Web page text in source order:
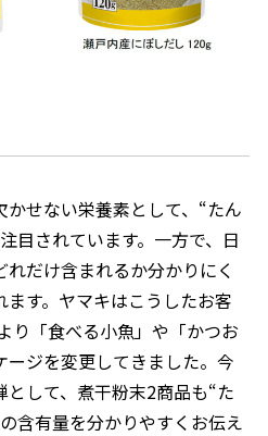
『氷熟®』
茶碗蒸し
せない栄養素として、“たん
目されています。一方で、日
だけ含まれるか分かりにく
す。ヤマキはこうしたお客
り「食べる小魚」や「かつお
ジを変更してきました。今
して、煮干粉末2商品も“た
含有量を分かりやすくお伝え